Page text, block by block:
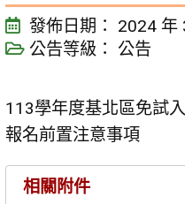
發佈日期：
2024 年
公告等級：
公告
113學年度基北區免試
報名前置注意事項
相關附件